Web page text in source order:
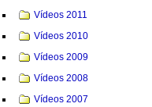
Vídeos 2011
Vídeos 2010
Vídeos 2009
Vídeos 2008
Vídeos 2007